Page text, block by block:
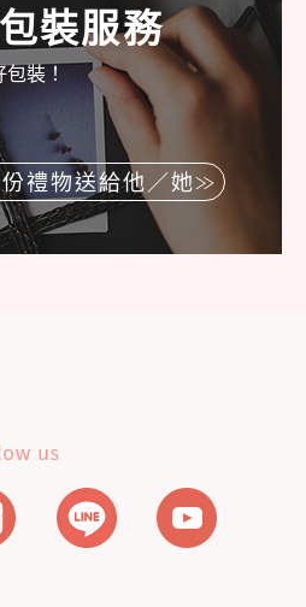
裝服務
裝！
禮物送給他／她